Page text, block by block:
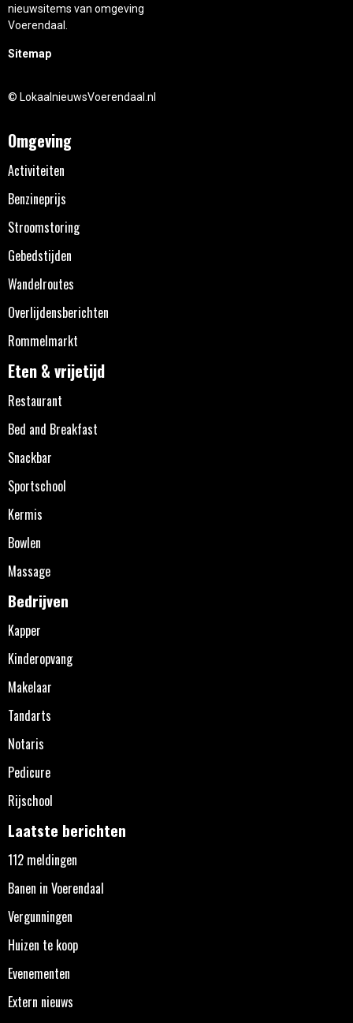
nieuwsitems van omgeving
Voerendaal.
Sitemap
© LokaalnieuwsVoerendaal.nl
Omgeving
Activiteiten
Benzineprijs
Stroomstoring
Gebedstijden
Wandelroutes
Overlijdensberichten
Rommelmarkt
Eten & vrijetijd
Restaurant
Bed and Breakfast
Snackbar
Sportschool
Kermis
Bowlen
Massage
Bedrijven
Kapper
Kinderopvang
Makelaar
Tandarts
Notaris
Pedicure
Rijschool
Laatste berichten
112 meldingen
Banen in Voerendaal
Vergunningen
Huizen te koop
Evenementen
Extern nieuws